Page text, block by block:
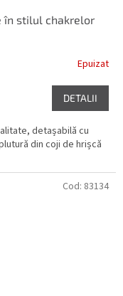
în stilul chakrelor
Epuizat
DETALII
detașabilă cu
din coji de hrișcă
Cod: 83134